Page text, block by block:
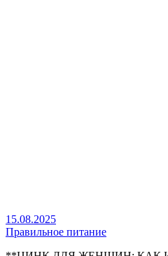
15.08.2025
Правильное питание